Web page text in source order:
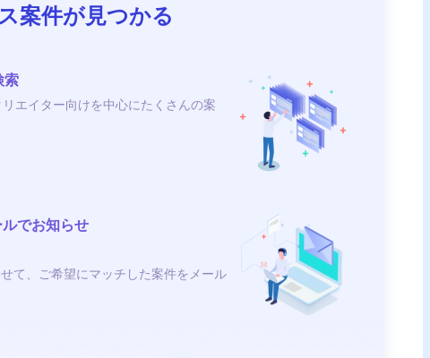
案件が見つかる
索
エイター向けを中心にたくさんの案
でお知らせ
て、ご希望にマッチした案件をメール